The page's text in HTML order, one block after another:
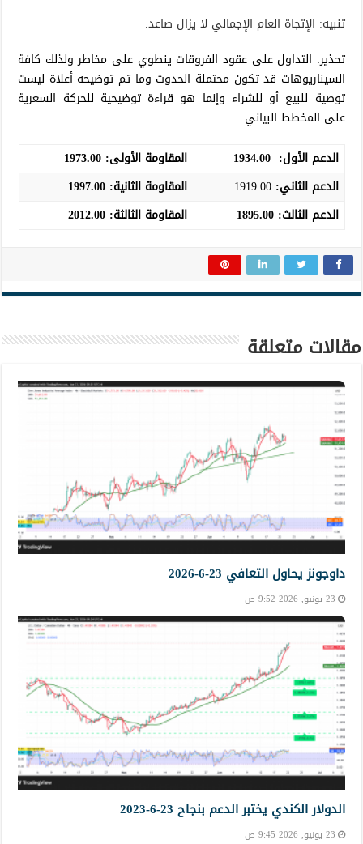
تنبيه: الإتجاة العام الإجمالي لا يزال صاعد.
تحذير: التداول على عقود الفروقات ينطوي على مخاطر ولذلك كافة
السيناريوهات قد تكون محتملة الحدوث وما تم توضيحه أعلاة ليست
توصية للبيع أو للشراء وإنما هو قراءة توضيحية للحركة السعرية
على المخطط البياني.
الدعم الأول: 1934.00 المقاومة الأولى: 1973.00
الدعم الثاني:
المقاومة الثانية: 1997.00
الدعم الثالث:
1895.00 المقاومة الثالثة: 2012.00
مقالات متعلقة
داوجونز يحاول التعافي 23-6-2026
23 يونيو, 2026 9:52 ص
الدولار الكندي يختبر الدعم بنجاح 23-6-2023
23 يونيو, 2026 9:45 ص